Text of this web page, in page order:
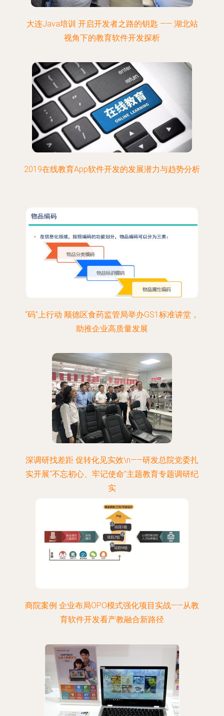
大连Java培训 开启开发者之路的钥匙 —— 湖北站
视角下的教育软件开发探析
2019在线教育App软件开发的发展潜力与趋势分析
“码”上行动 顺德区食药监管局举办GS1标准讲堂，
助推企业高质量发展
深调研找差距 促转化见实效\n——研发总院党委扎
实开展“不忘初心、牢记使命”主题教育专题调研纪
实
商院案例 企业布局OPO模式强化项目实战——从教
育软件开发看产教融合新路径